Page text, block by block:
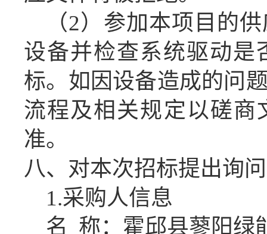
（2） 参加本项目的
设备并检查系统驱动是
标。 如因设备造成的问
流程及相关规定以磋商
准。
八、对本次招标提出询
1.采购人信息
名 称： 霍邱县蓼阳绿